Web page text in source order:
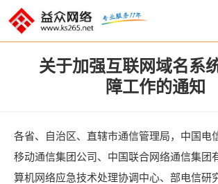
关于加强互联网域名系
障工作的通知
各省、自治区、直辖市通信管理局，中国电
移动通信集团公司、中国联合网络通信集团
算机网络应急技术处理协调中心、部电信研